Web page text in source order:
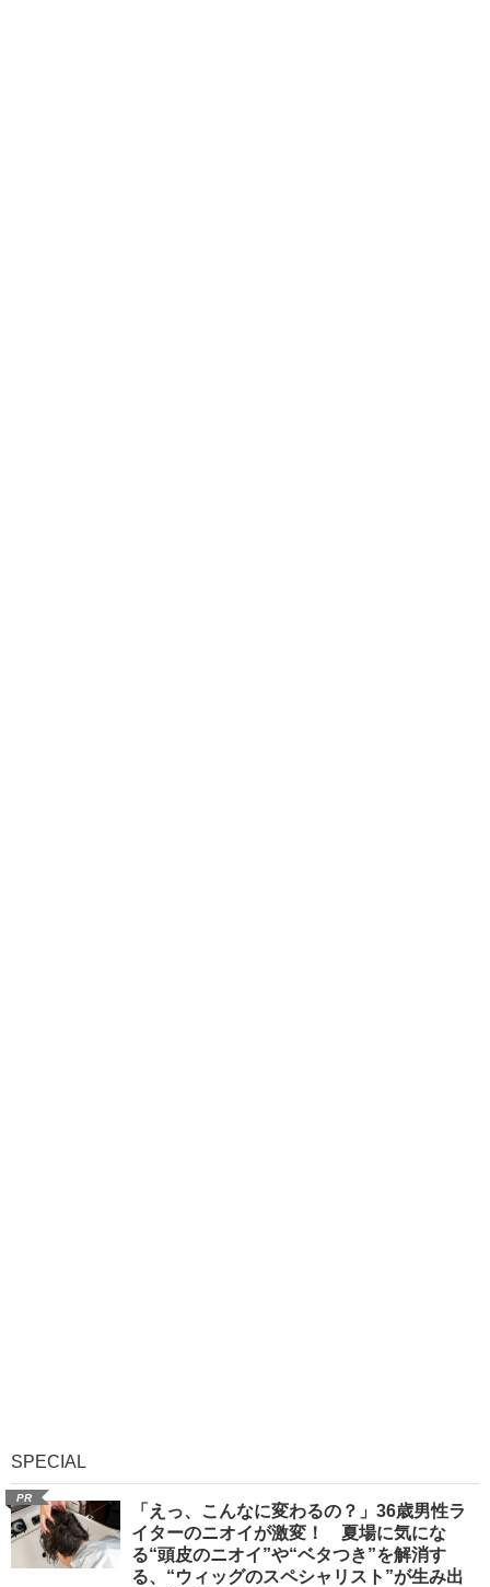
SPECIAL
PR
「えっ、こんなに変わるの？」36歳男性ラ
イターのニオイが激変！ 夏場に気にな
る“頭皮のニオイ”や“ベタつき”を解消す
る、“ウィッグのスペシャリスト”が生み出